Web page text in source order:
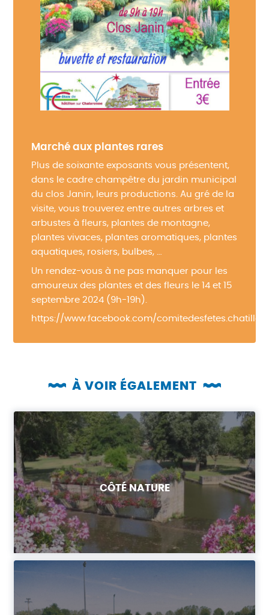
Marché aux plantes rares
Plus de soixante exposants vous présentent,
dans le cadre champêtre du jardin municipal
du clos Janin, leurs productions. Au gré de la
visite, vous trouverez entre autres arbres et
arbustes à fleurs, plantes de montagne,
plantes vivaces, plantes aromatiques, plantes
aquatiques, rosiers, bulbes, …
Un rendez-vous à ne pas manquer pour les
amoureux des plantes et des fleurs le 14 et 15
septembre 2024 (9h-19h).
https://www.facebook.com/
À VOIR ÉGALEMENT
CÔTÉ NATURE